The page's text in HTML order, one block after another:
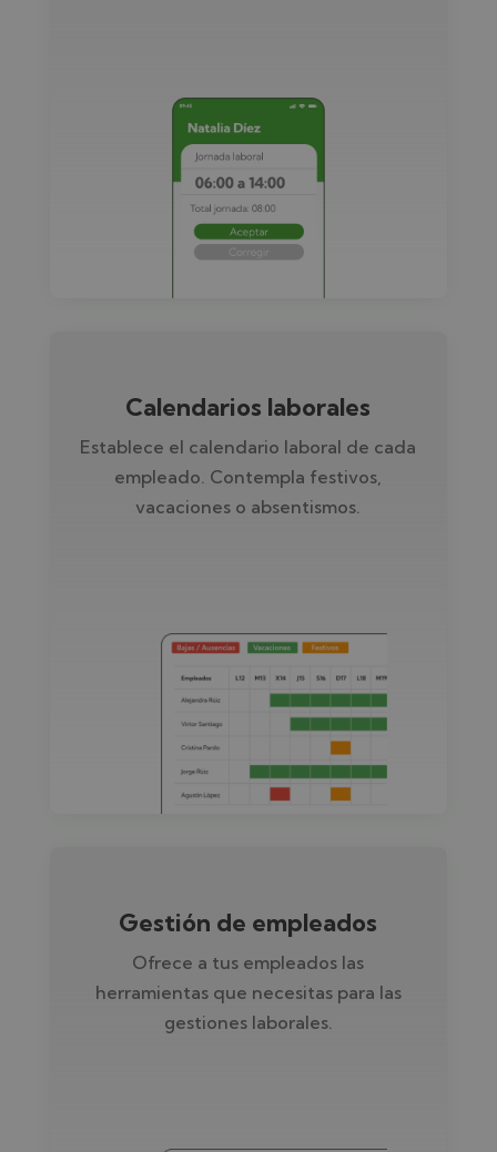
Calendarios laborales
Establece el calendario laboral de cada
empleado. Contempla festivos,
vacaciones o absentismos.
Gestión de empleados
Ofrece a tus empleados las
herramientas que necesitas para las
gestiones laborales.